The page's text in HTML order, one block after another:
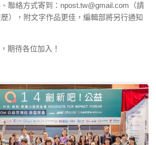
聯絡方式寄到：npost.tw@gmail.com（請
），附文字作品更佳，編輯部將另行通知
期待各位加入！